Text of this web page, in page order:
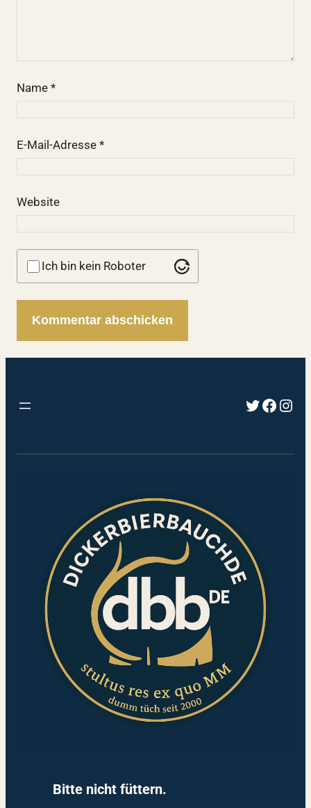
Name *
E-Mail-Adresse *
Website
Ich bin kein Roboter
Twitter
Bitte nicht füttern.